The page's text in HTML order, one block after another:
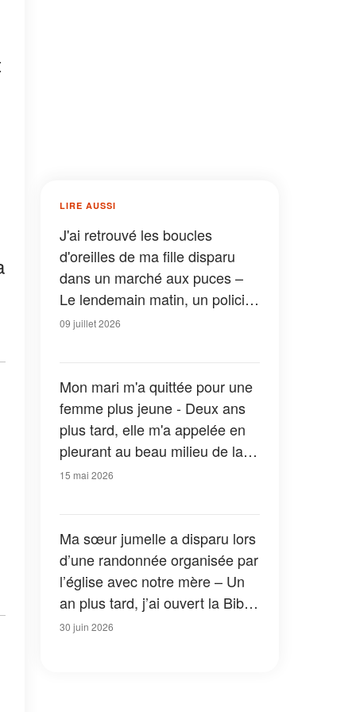
LIRE AUSSI
J'ai retrouvé les boucles
d'oreilles de ma fille disparu
dans un marché aux puces –
Le lendemain matin, un policier
est venu chez moi et m'a dit
09 juillet 2026
Mon mari m'a quittée pour une
femme plus jeune - Deux ans
plus tard, elle m'a appelée en
pleurant au beau milieu de la
nuit
15 mai 2026
Ma sœur jumelle a disparu lors
d’une randonnée organisée par
l’église avec notre mère – Un
an plus tard, j’ai ouvert la Bible
de notre mère et j’ai découvert
30 juin 2026